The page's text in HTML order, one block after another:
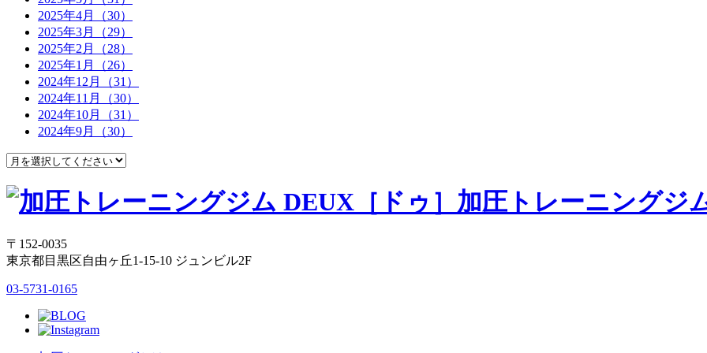
2025年4月（30）
2025年3月（29）
2025年2月（28）
2025年1月（26）
2024年12月（31）
2024年11月（30）
2024年10月（31）
2024年9月（30）
加圧トレーニングジ
〒152-0035
東京都目黒区自由ヶ丘1-15-10 ジュンビル2F
03-5731-0165